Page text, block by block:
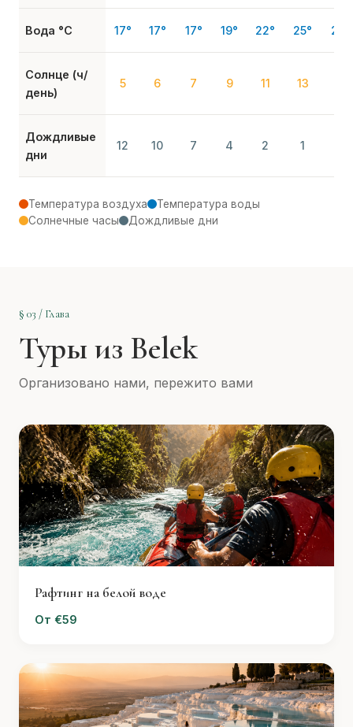
Вода °C 17° 17° 17° 19° 22° 25° 28°
Солнце (ч/
день)
5 6 7 9 11 13
Дождливые
дни
12 10 7 4 2 1
Температура воздуха
Температура воды
Солнечные часы
Дождливые дни
§ 03 / Глава
Туры из Belek
Организовано нами, пережито вами
Рафтинг на белой воде
От €59